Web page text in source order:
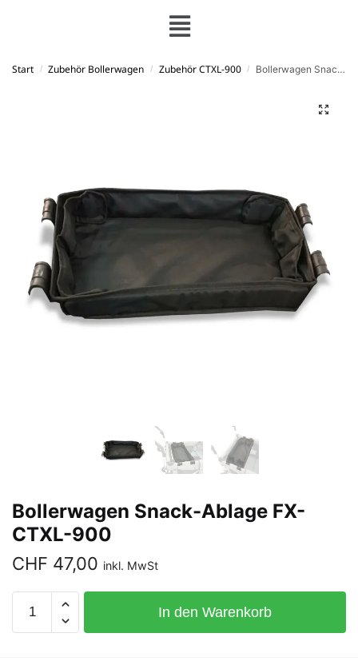
Start / Zubehör Bollerwagen / Zubehör CTXL-900 / Bollerwagen Snack-Ablage FX-CTXL-900
Bollerwagen Snack-Ablage FX-
CTXL-900
CHF 47,00 inkl. MwSt
In den Warenkorb